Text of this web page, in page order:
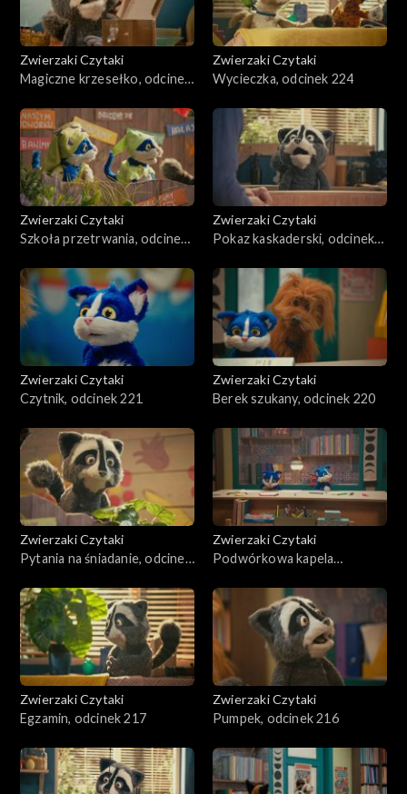
Zwierzaki Czytaki
Magiczne krzesełko, odcinek
Zwierzaki Czytaki
Wycieczka, odcinek 224
Zwierzaki Czytaki
Szkoła przetrwania, odcinek
Zwierzaki Czytaki
Pokaz kaskaderski, odcinek
Zwierzaki Czytaki
Czytnik, odcinek 221
Zwierzaki Czytaki
Berek szukany, odcinek 220
Zwierzaki Czytaki
Pytania na śniadanie, odcinek
Zwierzaki Czytaki
Podwórkowa kapela
Zwierzaki Czytaki
Egzamin, odcinek 217
Zwierzaki Czytaki
Pumpek, odcinek 216